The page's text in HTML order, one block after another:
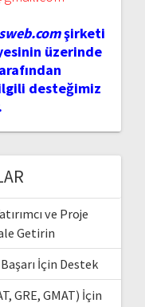
şirketi
üzerinde
desteğimiz
ve Proje
Getirin
İçin Destek
GRE, GMAT) İçin